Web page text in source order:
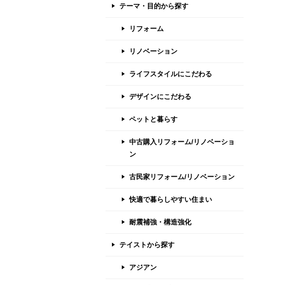
テーマ・目的から探す
リフォーム
リノベーション
ライフスタイルにこだわる
デザインにこだわる
ペットと暮らす
中古購入リフォーム/リノベーショ
ン
古民家リフォーム/リノベーション
快適で暮らしやすい住まい
耐震補強・構造強化
テイストから探す
アジアン